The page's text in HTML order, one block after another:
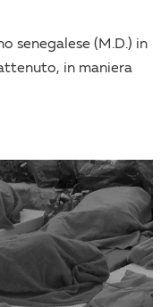
senegalese (M.D.) in
in maniera